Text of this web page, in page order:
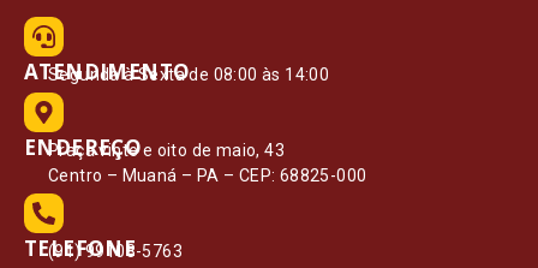
ATENDIMENTO
Segunda à Sexta de 08:00 às 14:00
ENDEREÇO
Praça vinte e oito de maio, 43
Centro – Muaná – PA – CEP: 68825-000
TELEFONE
(91) 99108-5763